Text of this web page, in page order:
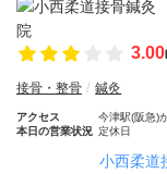
3.00
接骨・整骨 鍼灸
アクセス
今津駅(阪急)
本日の営業状況 定休日
小西柔道